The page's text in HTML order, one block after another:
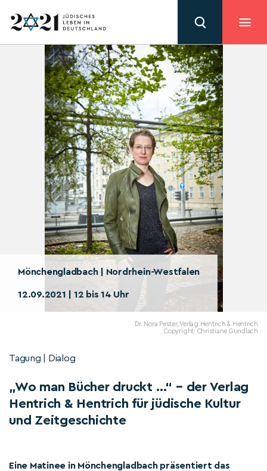
Mönchengladbach | Nordrhein-Westfalen
12.09.2021 | 12 bis 14 Uhr
Dr. Nora Pester, Verlag Hentrich & Hentrich
Copyright: Christiane Gundlach
Tagung | Dialog
„Wo man Bücher druckt …“ – der Verlag
Hentrich & Hentrich für jüdische Kultur
und Zeitgeschichte
Eine Matinee in Mönchengladbach präsentiert das